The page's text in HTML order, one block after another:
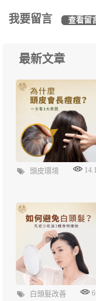
我要留言 查看留
最新文章
頭皮環境
白頭髮改善